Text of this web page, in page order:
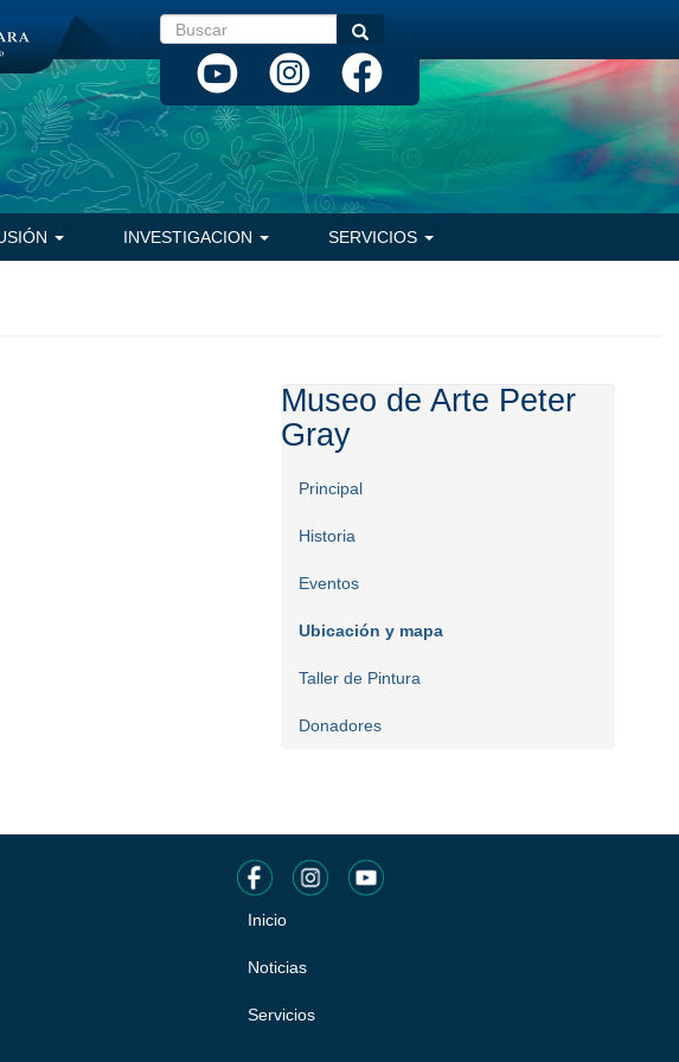
Buscar Buscar
INVESTIGACION SERVICIOS
Museo de Arte Peter
Gray
Principal
Historia
Eventos
Ubicación y mapa
Taller de Pintura
Donadores
Pie
de
página
Inicio
Noticias
Servicios